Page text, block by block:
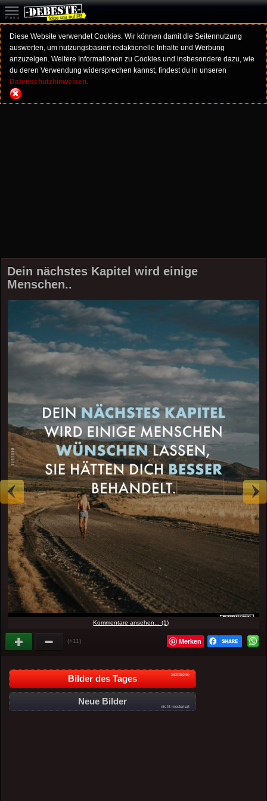
Diese Website verwendet Cookies. Wir können damit die Seitennutzung
auswerten, um nutzungsbasiert redaktionelle Inhalte und Werbung
anzuzeigen. Weitere Informationen zu Cookies und insbesondere dazu, wie
du deren Verwendung widersprechen kannst, findest du in unseren
Datenschutzhinweisen.
Dein nächstes Kapitel wird einige
Menschen..
Kommentare ansehen... (1)
(+11) Merken
Bilder des Tages Startseite
Neue Bilder
nicht moderiert